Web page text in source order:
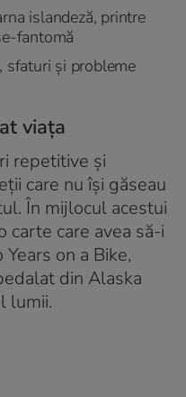
islandeză, printre
fantomă
sfaturi și probleme
viața
repetitive și
care nu își găseau
În mijlocul acestui
carte care avea să-i
on a Bike,
din Alaska
lumii.